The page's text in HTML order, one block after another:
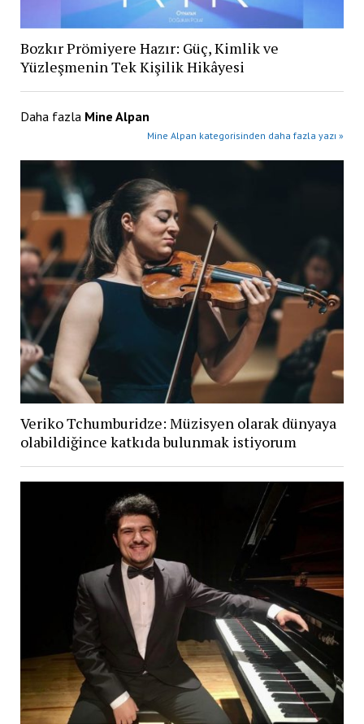
Bozkır Prömiyere Hazır: Güç, Kimlik ve
Yüzleşmenin Tek Kişilik Hikâyesi
Daha fazla Mine Alpan
Mine Alpan kategorisinden daha fazla yazı »
Veriko Tchumburidze: Müzisyen olarak dünyaya
olabildiğince katkıda bulunmak istiyorum